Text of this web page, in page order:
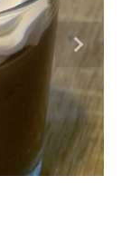
Next